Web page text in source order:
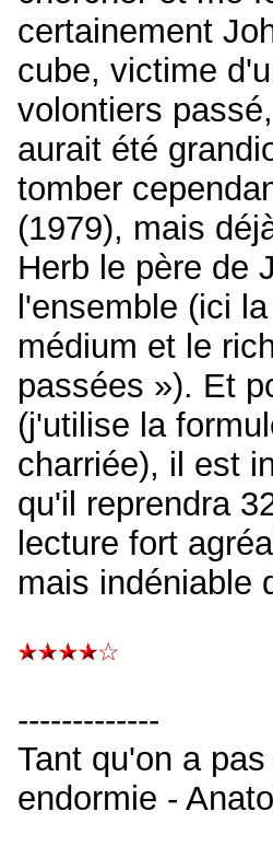
certainement
cube, victime
volontiers
aurait été
tomber
(1979), mais
Herb le père de
l'ensemble (ici
médium et le
passées »). Et
(j'utilise la
charriée), il est
qu'il reprendra
lecture fort
mais indéniable
-------------
Tant qu'on a
endormie -